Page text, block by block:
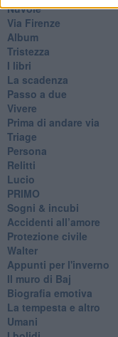
Nuvole
Via Firenze
Album
Tristezza
I libri
La scadenza
Passo a due
Vivere
Prima di andare via
Triage
Persona
Relitti
Lucio
PRIMO
Sogni & incubi
Accidenti all’amore
Protezione civile
Walter
Appunti per l'inverno
Il muro di Baj
Biografia emotiva
La tempesta e altro
Umani